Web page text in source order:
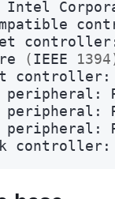
Intel
(IEEE 1394
controller:
peripheral:
peripheral:
peripheral:
controller: